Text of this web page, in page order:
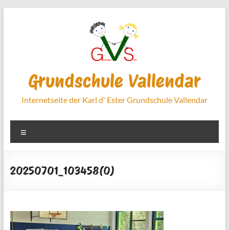
Grundschule Vallendar
Internetseite der Karl d' Ester Grundschule Vallendar
20250701_103458(0)